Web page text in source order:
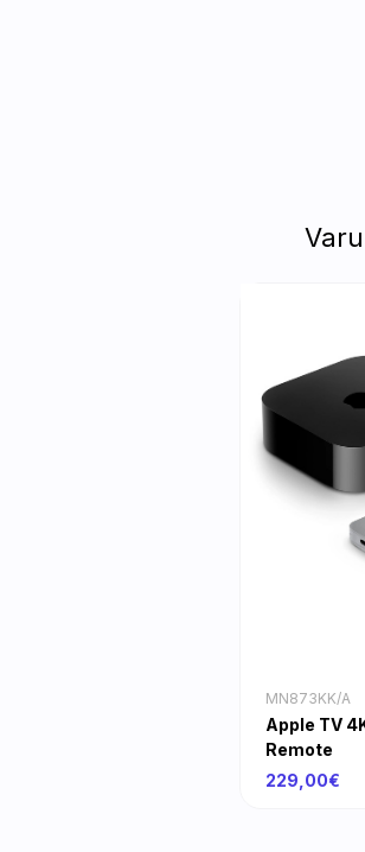
MN873KK/A
Apple TV
Remote
229,00€